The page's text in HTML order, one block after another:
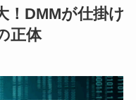
！DMMが仕掛け
正体